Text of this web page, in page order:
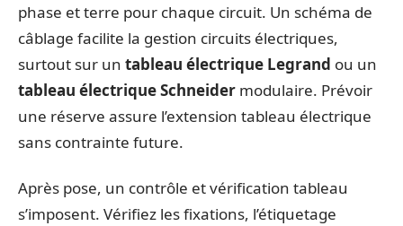
phase et terre pour chaque circuit. Un schéma de
câblage facilite la gestion circuits électriques,
surtout sur un tableau électrique Legrand ou un
tableau électrique Schneider modulaire. Prévoir
une réserve assure l’extension tableau électrique
sans contrainte future.
Après pose, un contrôle et vérification tableau
s’imposent. Vérifiez les fixations, l’étiquetage